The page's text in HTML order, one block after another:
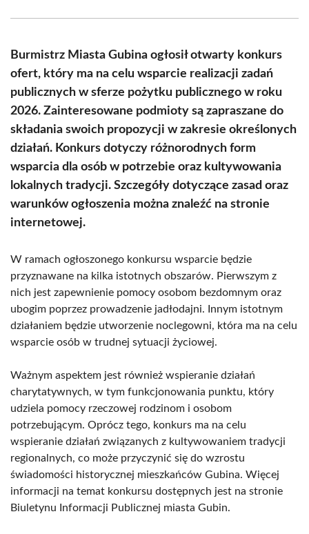
(Twitter)
Burmistrz Miasta Gubina ogłosił otwarty konkurs
ofert, który ma na celu wsparcie realizacji zadań
publicznych w sferze pożytku publicznego w roku
2026. Zainteresowane podmioty są zapraszane do
składania swoich propozycji w zakresie określonych
działań. Konkurs dotyczy różnorodnych form
wsparcia dla osób w potrzebie oraz kultywowania
lokalnych tradycji. Szczegóły dotyczące zasad oraz
warunków ogłoszenia można znaleźć na stronie
internetowej.
W ramach ogłoszonego konkursu wsparcie będzie
przyznawane na kilka istotnych obszarów. Pierwszym z
nich jest zapewnienie pomocy osobom bezdomnym oraz
ubogim poprzez prowadzenie jadłodajni. Innym istotnym
działaniem będzie utworzenie noclegowni, która ma na celu
wsparcie osób w trudnej sytuacji życiowej.
Ważnym aspektem jest również wspieranie działań
charytatywnych, w tym funkcjonowania punktu, który
udziela pomocy rzeczowej rodzinom i osobom
potrzebującym. Oprócz tego, konkurs ma na celu
wspieranie działań związanych z kultywowaniem tradycji
regionalnych, co może przyczynić się do wzrostu
świadomości historycznej mieszkańców Gubina. Więcej
informacji na temat konkursu dostępnych jest na stronie
Biuletynu Informacji Publicznej miasta Gubin.